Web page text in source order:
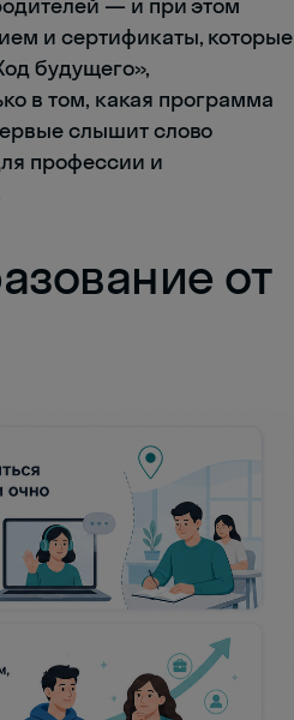
и сертификаты, которые
будущего»,
в том, какая программа
слышит слово
профессии и
от